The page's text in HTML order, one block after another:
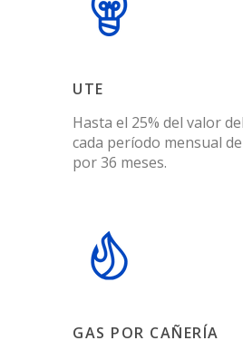
UTE
Hasta el 25% del valor
cada período mensual
por 36 meses.
GAS POR CAÑERÍA